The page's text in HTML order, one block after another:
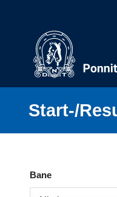
Start-/
Bane